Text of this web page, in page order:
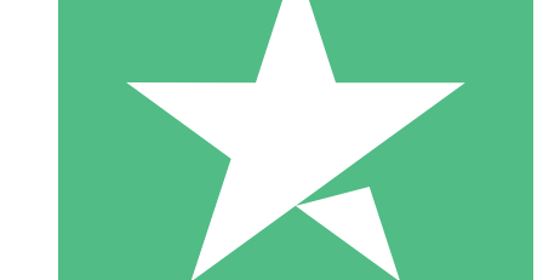
Pacchetti di Crediti Individuali
Paga a consumo con crediti di download. Nessun impegno
1 Download
10